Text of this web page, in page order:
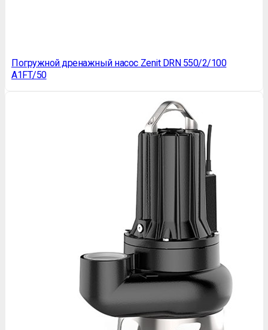
Погружной дренажный насос Zenit DRN 550/2/100
A1FT/50